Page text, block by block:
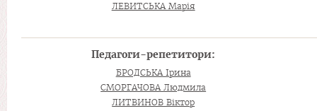
ЛЕВИТСЬКА Марія
Педагоги-репетитори:
БРОДСЬКА Ірина
СМОРГАЧОВА Людмила
ЛИТВИНОВ Віктор